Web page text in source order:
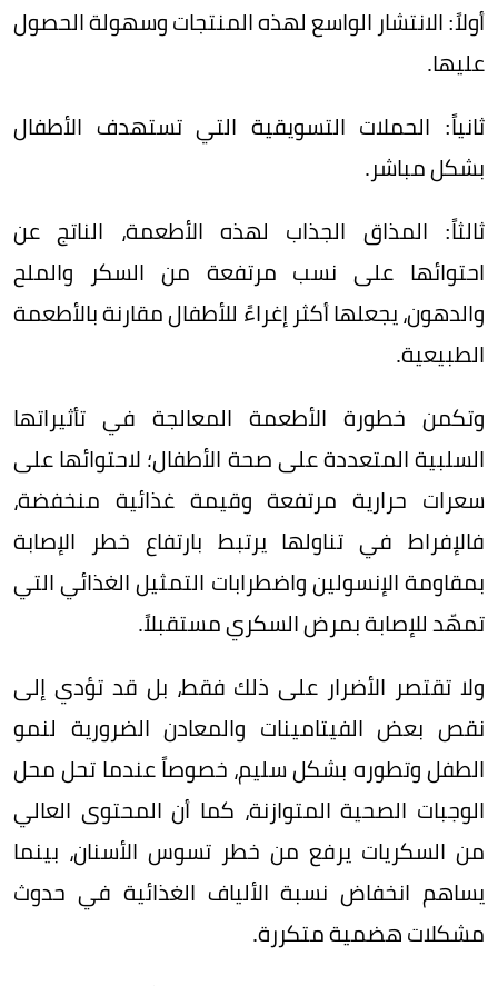
أولاً: الانتشار الواسع لهذه المنتجات وسهولة الحصول
عليها.
ثانياً: الحملات التسويقية التي تستهدف الأطفال
بشكل مباشر.
ثالثاً: المذاق الجذاب لهذه الأطعمة، الناتج عن
احتوائها على نسب مرتفعة من السكر والملح
والدهون، يجعلها أكثر إغراءً للأطفال مقارنة بالأطعمة
الطبيعية.
وتكمن خطورة الأطعمة المعالجة في تأثيراتها
السلبية المتعددة على صحة الأطفال؛ لاحتوائها على
سعرات حرارية مرتفعة وقيمة غذائية منخفضة،
فالإفراط في تناولها يرتبط بارتفاع خطر الإصابة
بمقاومة الإنسولين واضطرابات التمثيل الغذائي التي
تمهّد للإصابة بمرض السكري مستقبلاً.
ولا تقتصر الأضرار على ذلك فقط، بل قد تؤدي إلى
نقص بعض الفيتامينات والمعادن الضرورية لنمو
الطفل وتطوره بشكل سليم، خصوصاً عندما تحل محل
الوجبات الصحية المتوازنة، كما أن المحتوى العالي
من السكريات يرفع من خطر تسوس الأسنان، بينما
يساهم انخفاض نسبة الألياف الغذائية في حدوث
مشكلات هضمية متكررة.